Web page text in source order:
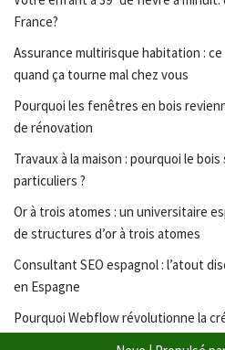
France?
Assurance multirisque habitation :
quand ça tourne mal chez vous
Pourquoi les fenêtres en bois
de rénovation
Travaux à la maison : pourquoi le
particuliers ?
Or à trois atomes : un universitaire
de structures d’or à trois atomes
Consultant SEO espagnol : l’atout
en Espagne
Pourquoi Webflow révolutionne la